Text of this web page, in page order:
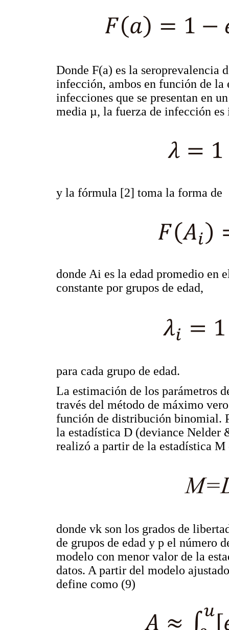
Donde F(a) es la seroprevalencia
infección, ambos en función de la
infecciones que se presentan en
media µ, la fuerza de infección es
y la fórmula [2] toma la forma de
donde Ai es la edad promedio en
constante por grupos de edad,
para cada grupo de edad.
La estimación de los parámetros
través del método de máximo
función de distribución binomial.
la estadística D (deviance Nelder
realizó a partir de la estadística M
donde vk son los grados de
de grupos de edad y p el número
modelo con menor valor de la
datos. A partir del modelo
define como (9)